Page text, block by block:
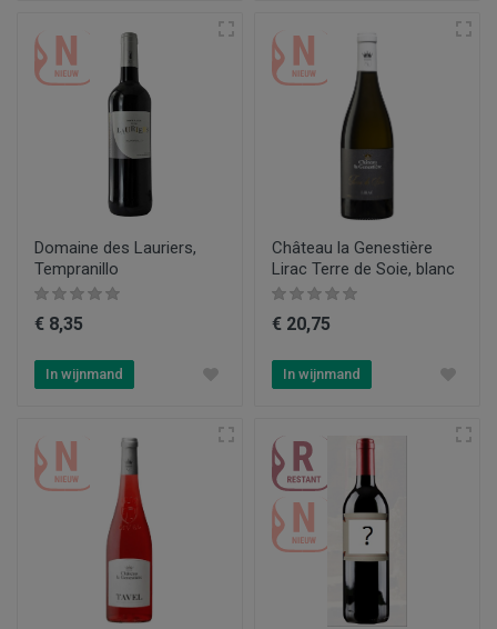
Domaine des Lauriers,
Tempranillo
€ 8,35
In wijnmand
Château la Genestière
Lirac Terre de Soie, blanc
€ 20,75
In wijnmand